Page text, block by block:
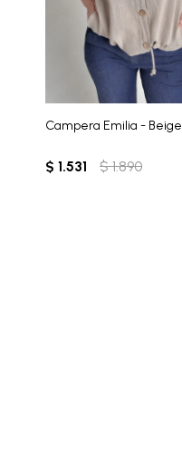
Campera Emilia - Beige
$ 1.531 $ 1.890